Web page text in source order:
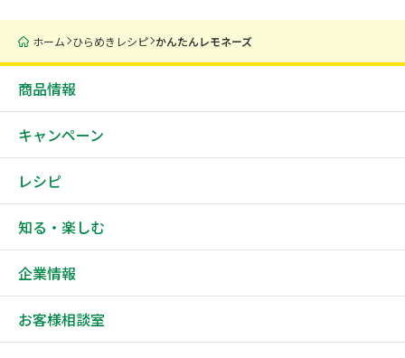
ホーム ひらめきレシピ かんたんレモネーズ
商品情報
キャンペーン
レシピ
知る・楽しむ
企業情報
お客様相談室